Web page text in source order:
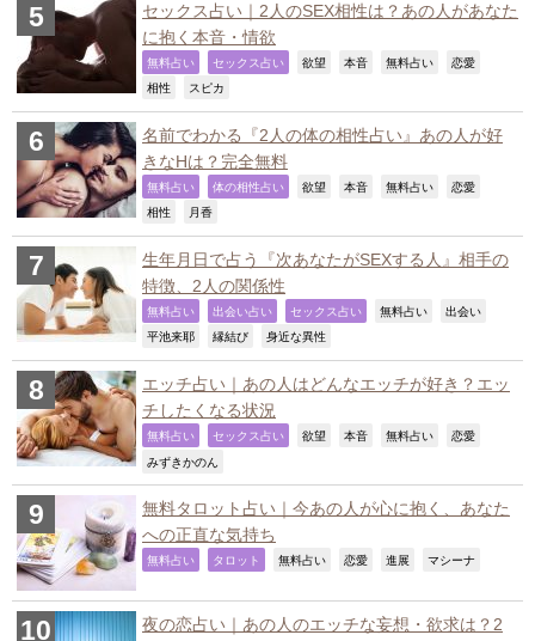
セックス占い｜2人のSEX相性は？あの人があなた
に抱く本音・情欲
無料占い セックス占い 欲望 本音 無料占い 恋愛
相性 スピカ
名前でわかる『2人の体の相性占い』あの人が好
きなHは？完全無料
無料占い 体の相性占い 欲望 本音 無料占い 恋愛
相性 月香
生年月日で占う『次あなたがSEXする人』相手の
特徴、2人の関係性
無料占い 出会い占い セックス占い 無料占い 出会い
平池来耶 縁結び 身近な異性
エッチ占い｜あの人はどんなエッチが好き？エッ
チしたくなる状況
無料占い セックス占い 欲望 本音 無料占い 恋愛
みずきかのん
無料タロット占い｜今あの人が心に抱く、あなた
への正直な気持ち
無料占い タロット 無料占い 恋愛 進展 マシーナ
夜の恋占い｜あの人のエッチな妄想・欲求は？2